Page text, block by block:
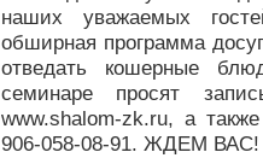
наших уважаемых
обширная программа
отведать кошерные
семинаре просят
www.shalom-zk.ru, а
906-058-08-91. ЖДЕМ ВАС!